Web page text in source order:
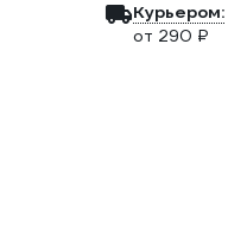
Курьером:
от 290 ₽